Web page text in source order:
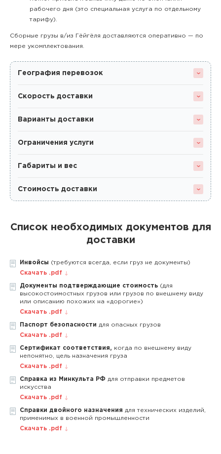
рабочего дня (это специальная услуга по отдельному
тарифу).
Сборные грузы в/из Гёйгёля доставляются оперативно — по
мере укомплектования.
География перевозок
Скорость доставки
Варианты доставки
Ограничения услуги
Габариты и вес
Стоимость доставки
Список необходимых документов для
доставки
Инвойсы (требуются всегда, если груз не документы)
Скачать .pdf
Документы подтверждающие стоимость (для
высокостоимостных грузов или грузов по внешнему виду
или описанию похожих на «дорогие»)
Скачать .pdf
Паспорт безопасности для опасных грузов
Скачать .pdf
Сертификат соответствия, когда по внешнему виду
непонятно, цель назначения груза
Скачать .pdf
Справка из Минкульта РФ для отправки предметов
искусства
Скачать .pdf
Справки двойного назначения для технических изделий,
применимых в военной промышленности
Скачать .pdf